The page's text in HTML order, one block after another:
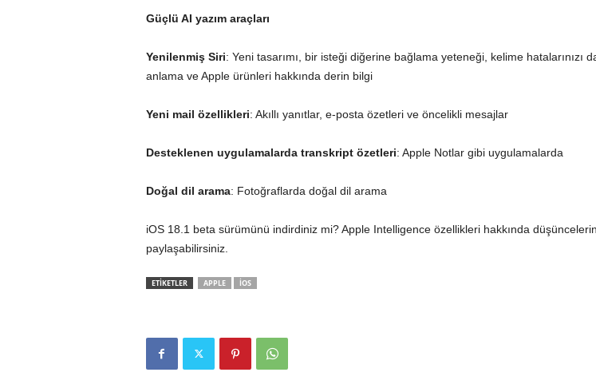
Güçlü AI yazım araçları
Yenilenmiş Siri: Yeni tasarımı, bir isteği diğerine bağlama yeteneği, kelime hatalarınızı
anlama ve Apple ürünleri hakkında derin bilgi
Yeni mail özellikleri: Akıllı yanıtlar, e-posta özetleri ve öncelikli mesajlar
Desteklenen uygulamalarda transkript özetleri: Apple Notlar gibi uygulamalarda
Doğal dil arama: Fotoğraflarda doğal dil arama
iOS 18.1 beta sürümünü indirdiniz mi?Apple Intelligence özellikleri hakkında
paylaşabilirsiniz.
ETİKETLER APPLE IOS